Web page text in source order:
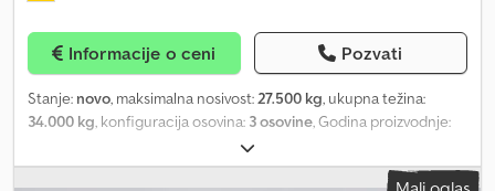
Informacije o ceni Pozvati
Stanje: novo, maksimalna nosivost:27.500 kg, ukupna težina:
34.000 kg, konfiguracija osovina: 3 osovine, Godina proizvodnje:
, Referentno vozilo (nema na lageru) Prikolica
abrol kiper/kuka npr. 3-osovina u spuštenoj izvedbi za kontejnere